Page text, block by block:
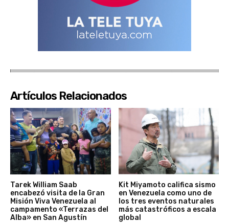
Artículos Relacionados
Tarek William Saab
encabezó visita de la Gran
Misión Viva Venezuela al
campamento «Terrazas del
Alba» en San Agustín
Kit Miyamoto califica sismo
en Venezuela como uno de
los tres eventos naturales
más catastróficos a escala
global